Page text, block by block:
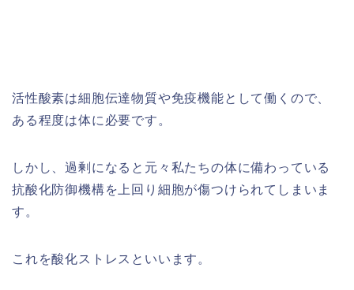
活性酸素は細胞伝達物質や免疫機能として働くので、
ある程度は体に必要です。
しかし、過剰になると元々私たちの体に備わっている
抗酸化防御機構を上回り細胞が傷つけられてしまいま
す。
これを酸化ストレスといいます。